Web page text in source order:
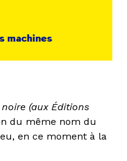
machines
(aux Éditions
du même nom du
en ce moment à la